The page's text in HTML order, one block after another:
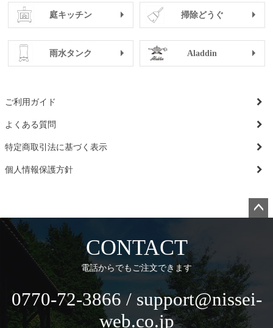
庭キッチン 掃除どうぐ
雨水タンク Aladdin
ご利用ガイド
よくある質問
特定商取引法に基づく表示
個人情報保護方針
CONTACT
電話からでもご注文できます
0770-72-3866 / support@nissei-
web.co.jp